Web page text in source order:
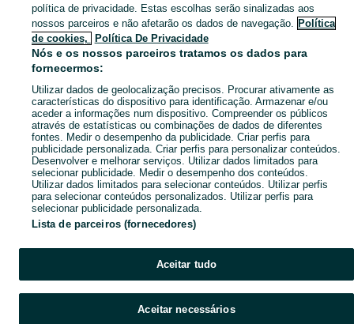
Mapa do site
Mapa das freguesias
Mapa de mini-sites
política de privacidade. Estas escolhas serão sinalizadas aos
nossos parceiros e não afetarão os dados de navegação. Política
de cookies,
Política De Privacidade
Nós e os nossos parceiros tratamos os dados para
fornecermos:
Utilizar dados de geolocalização precisos. Procurar ativamente as
características do dispositivo para identificação. Armazenar e/ou
aceder a informações num dispositivo. Compreender os públicos
através de estatísticas ou combinações de dados de diferentes
fontes. Medir o desempenho da publicidade. Criar perfis para
publicidade personalizada. Criar perfis para personalizar conteúdos.
Desenvolver e melhorar serviços. Utilizar dados limitados para
selecionar publicidade. Medir o desempenho dos conteúdos.
Utilizar dados limitados para selecionar conteúdos. Utilizar perfis
para selecionar conteúdos personalizados. Utilizar perfis para
selecionar publicidade personalizada.
Lista de parceiros (fornecedores)
Aceitar tudo
Aceitar necessários